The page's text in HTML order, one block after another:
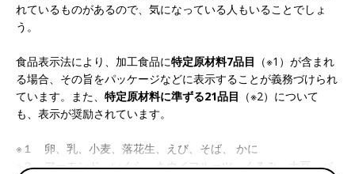
れているものがあるので、気になっている人もいることでしょ
う。
食品表示法により、加工食品に特定原材料7品目 （※1）が含まれ
る場合、その旨をパッケージなどに表示することが義務づけられ
ています。また、 特定原材料に準ずる21品目 （※2）について
も、表示が奨励されています。
※１ 卵、乳、小麦、落花生、えび、そば、 かに
※２ アーモンド、いくら、キウイフルーツ、くるみ、大豆、バ